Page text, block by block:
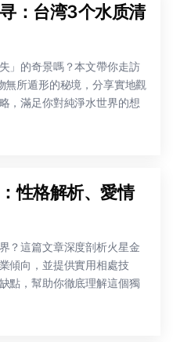
：台湾3个水质清
」的奇景嗎？本文帶你走訪
所遁形的秘境，分享實地觀
，滿足你對純淨水世界的想
性格解析、愛情
？這篇文章深度剖析火星金
傾向，並提供實用相處技
點，幫助你徹底理解這個獨